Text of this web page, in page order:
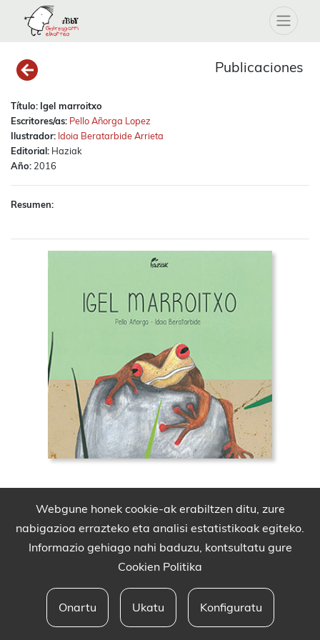
Publicaciones
Título: Igel marroitxo
Escritores/as: Pello Añorga Lopez
Ilustrador: Idoia Beratarbide Arrieta
Editorial: Haziak
Año: 2016
Resumen:
Webgune honek cookie-ak erabiltzen ditu, zure
nabigazioa errazteko eta analisi estatistikoak egiteko.
Informazio gehiago nahi baduzu, kontsultatu gure
Cookien Politika
Onartu Ukatu Konfiguratu